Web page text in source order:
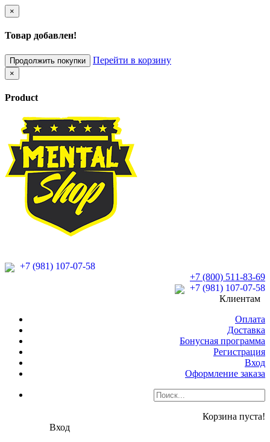
×
Товар добавлен!
Продолжить покупки Перейти в корзину
×
Product
+7 (981) 107-07-58
+7 (800) 511-83-69
+7 (981) 107-07-58
Клиентам
Оплата
Доставка
Бонусная программа
Регистрация
Вход
Оформление заказа
Корзина пуста!
Вход